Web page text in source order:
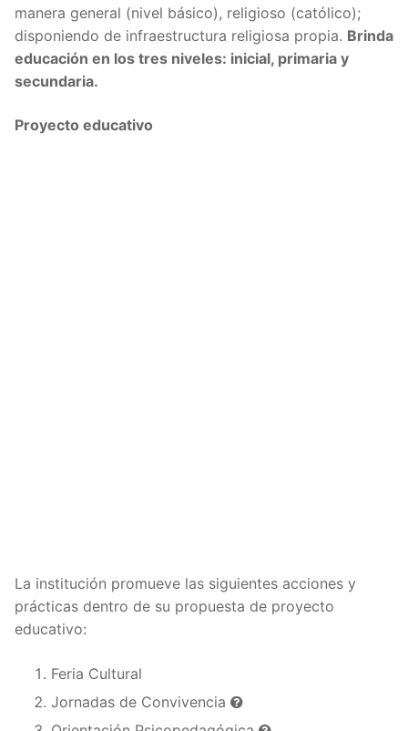
manera general (nivel básico), religioso (católico);
disponiendo de infraestructura religiosa propia. Brinda
educación en los tres niveles: inicial, primaria y
secundaria.
Proyecto educativo
La institución promueve las siguientes acciones y
prácticas dentro de su propuesta de proyecto
educativo:
Feria Cultural
Jornadas de Convivencia